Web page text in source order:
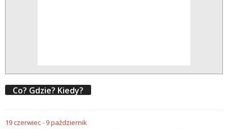
Co? Gdzie? Kiedy?
19czerwiec- 9październik